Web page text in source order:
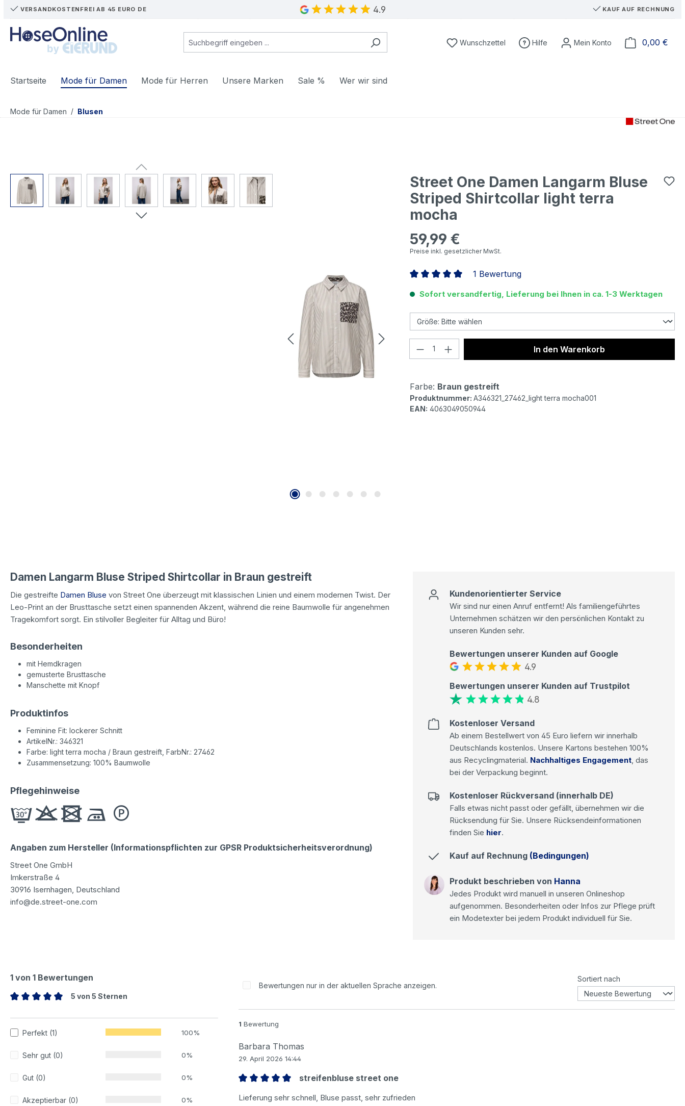
Hauptinhalt springen
Zur Suche springen
Zur Hauptnavigation springen
VERSANDKOSTENFREI AB 45 EURO DE 4.9 KAUF AUF RECHNUNG
Du hast 0 Produkte auf dem Merkzettel
Wunschzettel Hilfe 0,00 €
Startseite Mode für Damen Mode für Herren Unsere Marken Sale % Wer wir sind
Mode für Damen / Blusen
Bildergalerie überspringen
Street One Damen Langarm Bluse
Striped Shirtcollar light terra
mocha
Regulärer Preis:
59,99 €
Preise inkl. gesetzlicher MwSt.
1 Bewertung
Sofort versandfertig, Lieferung bei Ihnen in ca. 1-3 Werktagen
Produkt Anzahl: Gib den gewünschten Wert
In den Warenkorb
Farbe: Braun gestreift
Produktnummer: A346321_27462_light terra mocha001
EAN: 4063049050944
Damen Langarm Bluse Striped Shirtcollar in Braun gestreift
Die gestreifte Damen Bluse von Street One überzeugt mit klassischen Linien und einem modernen Twist. Der
Leo-Print an der Brusttasche setzt einen spannenden Akzent, während die reine Baumwolle für angenehmen
Tragekomfort sorgt. Ein stilvoller Begleiter für Alltag und Büro!
Besonderheiten
mit Hemdkragen
gemusterte Brusttasche
Manschette mit Knopf
Produktinfos
Feminine Fit: lockerer Schnitt
ArtikelNr.: 346321
Farbe: light terra mocha / Braun gestreift, FarbNr.: 27462
Zusammensetzung: 100% Baumwolle
Pflegehinweise
Angaben zum Hersteller (Informationspflichten zur GPSR Produktsicherheitsverordnung)
Street One GmbH
Imkerstraße 4
30916 Isernhagen, Deutschland
info@de.street-one.com
Kundenorientierter Service
Wir sind nur einen Anruf entfernt! Als familiengeführtes
Unternehmen schätzen wir den persönlichen Kontakt zu
unseren Kunden sehr.
Bewertungen unserer Kunden auf Google
4.9
Bewertungen unserer Kunden auf Trustpilot
4.8
Kostenloser Versand
Ab einem Bestellwert von 45 Euro liefern wir innerhalb
Deutschlands kostenlos. Unsere Kartons bestehen 100%
aus Recyclingmaterial. Nachhaltiges Engagement, das
bei der Verpackung beginnt.
Kostenloser Rückversand (innerhalb DE)
Falls etwas nicht passt oder gefällt, übernehmen wir die
Rücksendung für Sie. Unsere Rücksendeinformationen
finden Sie hier.
Kauf auf Rechnung (Bedingungen)
Produkt beschrieben von Hanna
Jedes Produkt wird manuell in unseren Onlineshop
aufgenommen. Besonderheiten oder Infos zur Pflege prüft
ein Modetexter bei jedem Produkt individuell für Sie.
1 von 1 Bewertungen
5 von 5 Sternen
Perfekt (1) 100%
Sehr gut (0) 0%
Gut (0) 0%
Akzeptierbar (0) 0%
Bewertungen nur in der aktuellen Sprache anzeigen.
Sortiert nach
1 Bewertung
Barbara Thomas
29. April 2026 14:44
streifenbluse street one
Lieferung sehr schnell, Bluse passt, sehr zufrieden